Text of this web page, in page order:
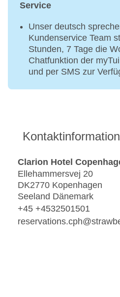
Service
Unser deutsch
Kundenservice Team
Stunden, 7 Tage die
Chatfunktion der
und per SMS zur
Clarion Hotel
Ellehammersvej 20
DK2770 Kopenhagen
Seeland Dänemark
+45 +4532501501